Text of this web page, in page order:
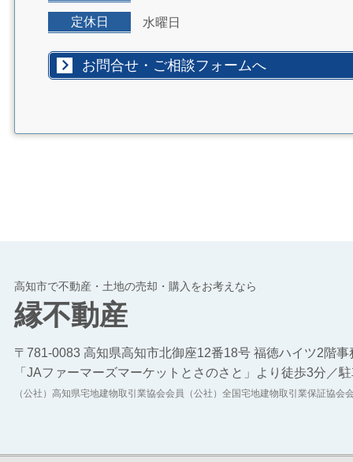
定休日 水曜日
お問合せ・ご相談フォームへ
高知市で不動産・土地の売却・購入をお考えなら
縁不動産
〒781-0083 高知県高知市北御座12番18号 福徳ハイツ2階事
「JAファーマーズマーケットとさのさと」より徒歩3分／
（公社）高知県宅地建物取引業協会会員（公社）全国宅地建物取引業保証協